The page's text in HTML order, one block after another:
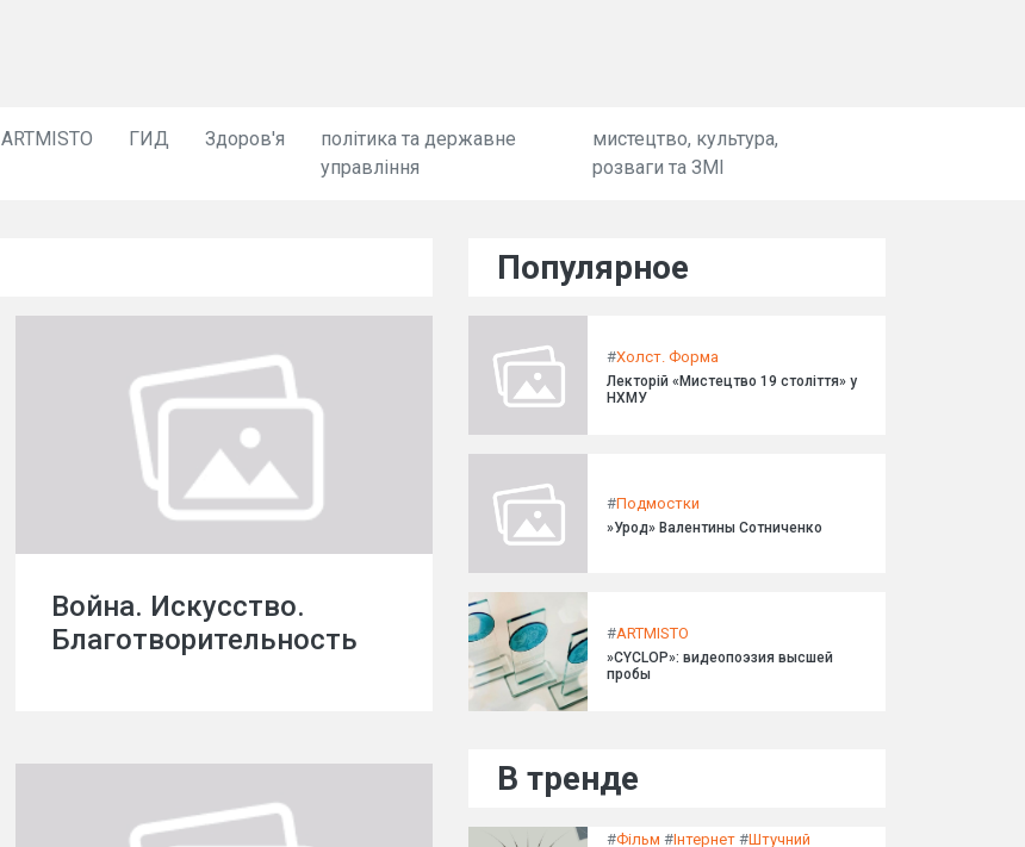
ARTMISTO ГИД Здоров'я
політика та державне
управління
мистецтво, культура,
розваги та ЗМІ
Война. Искусство.
Благотворительность
Популярное
#Холст. Форма
Лекторій «Мистецтво 19 століття» у
НХМУ
#Подмостки
»Урод» Валентины Сотниченко
#ARTMISTO
»CYCLOP»: видеопоэзия высшей
пробы
В тренде
#Фільм #Інтернет #Штучний